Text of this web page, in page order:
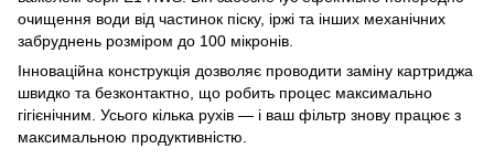
очищення води від частинок піску, іржі та інших механічних
забруднень розміром до 100 мікронів.
Інноваційна конструкція дозволяє проводити заміну картриджа
швидко та безконтактно, що робить процес максимально
гігієнічним. Усього кілька рухів — і ваш фільтр знову працює з
максимальною продуктивністю.